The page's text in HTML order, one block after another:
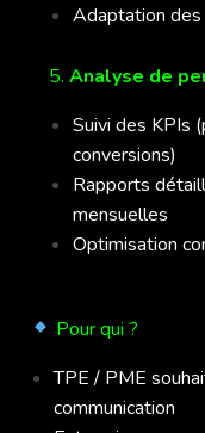
Adaptation
5. Analyse de
Suivi des KPIs
conversions)
Rapports
mensuelles
Optimisation
Pour qui ?
TPE / PME
communication